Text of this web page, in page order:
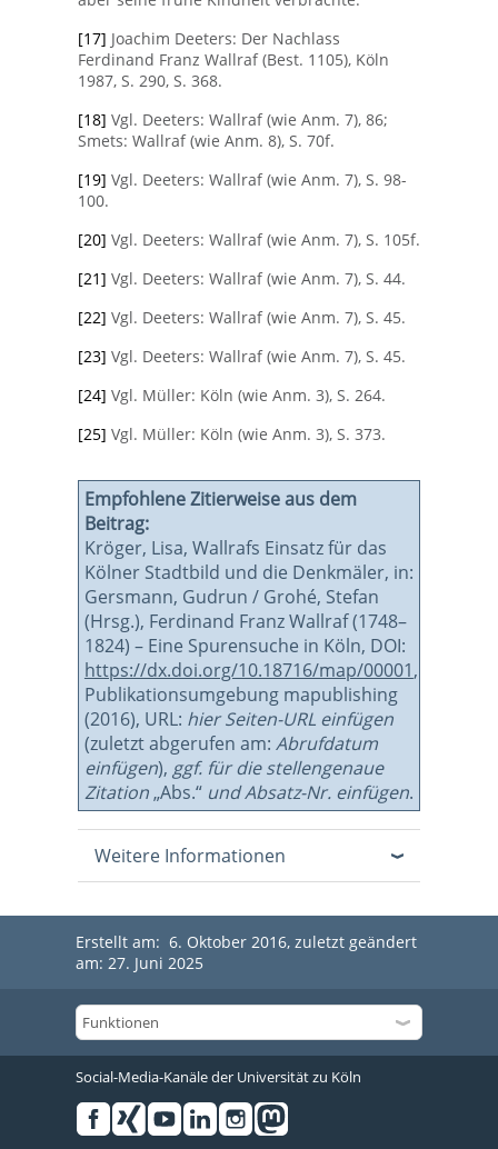
[17] Joachim Deeters: Der Nachlass
Ferdinand Franz Wallraf (Best. 1105), Köln
1987, S. 290, S. 368.
[18] Vgl. Deeters: Wallraf (wie Anm. 7), 86;
Smets: Wallraf (wie Anm. 8), S. 70f.
[19] Vgl. Deeters: Wallraf (wie Anm. 7), S. 98-
100.
[20] Vgl. Deeters: Wallraf (wie Anm. 7), S. 105f.
[21] Vgl. Deeters: Wallraf (wie Anm. 7), S. 44.
[22] Vgl. Deeters: Wallraf (wie Anm. 7), S. 45.
[23] Vgl. Deeters: Wallraf (wie Anm. 7), S. 45.
[24] Vgl. Müller: Köln (wie Anm. 3), S. 264.
[25] Vgl. Müller: Köln (wie Anm. 3), S. 373.
Empfohlene Zitierweise aus dem
Beitrag:
Kröger, Lisa, Wallrafs Einsatz für das
Kölner Stadtbild und die Denkmäler, in:
Gersmann, Gudrun / Grohé, Stefan
(Hrsg.), Ferdinand Franz Wallraf (1748–
1824) – Eine Spurensuche in Köln, DOI:
https://dx.doi.org/10.18716/map/00001,
Publikationsumgebung mapublishing
(2016), URL: hier Seiten-URL einfügen
(zuletzt abgerufen am: Abrufdatum
einfügen), ggf. für die stellengenaue
Zitation„Abs.“und Absatz-Nr. einfügen.
Weitere Informationen
Erstellt am: 6. Oktober 2016, zuletzt geändert
am: 27. Juni 2025
Social-Media-Kanäle der Universität zu Köln